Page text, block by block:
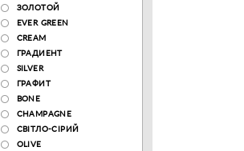
ЗОЛОТОЙ
EVER GREEN
CREAM
ГРАДИЕНТ
SILVER
ГРАФИТ
BONE
CHAMPAGNE
СВІТЛО-СІРИЙ
OLIVE